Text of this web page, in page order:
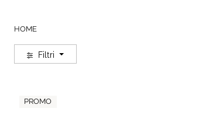
HOME
Filtri
PROMO